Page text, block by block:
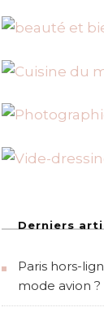
Derniers
Paris hors-
mode avion ?